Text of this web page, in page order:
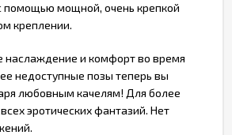
помощью мощной, очень крепкой
креплении.
наслаждение и комфорт во время
недоступные позы теперь вы
любовным качелям! Для более
эротических фантазий. Нет